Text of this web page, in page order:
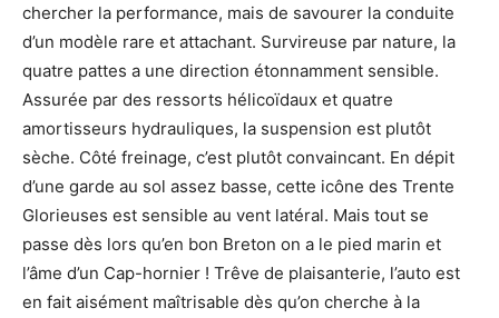
chercher la performance, mais de savourer la conduite
d’un modèle rare et attachant. Survireuse par nature, la
quatre pattes a une direction étonnamment sensible.
Assurée par des ressorts hélicoïdaux et quatre
amortisseurs hydrauliques, la suspension est plutôt
sèche. Côté freinage, c’est plutôt convaincant. En dépit
d’une garde au sol assez basse, cette icône des Trente
Glorieuses est sensible au vent latéral. Mais tout se
passe dès lors qu’en bon Breton on a le pied marin et
l’âme d’un Cap-hornier ! Trêve de plaisanterie, l’auto est
en fait aisément maîtrisable dès qu’on cherche à la